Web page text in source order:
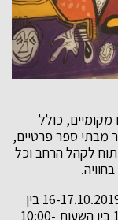
אמנים מקומיים, כולל
מבתי ספר פרטיים,
לקהל הרחב וכל
הפעילות תתקיים בחוה"מ סוכות בתאריכים 16-17.10.2019 בין
השעות 11:00-20:00 וכן בתאריך 18.10.2019 בין השעות 10:00-